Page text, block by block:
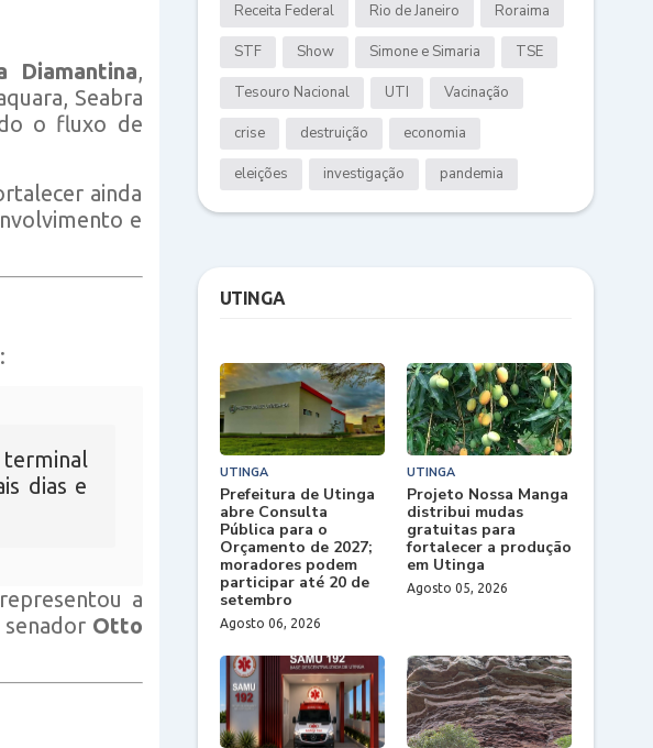
Diamantina,
Seabra
o fluxo de
ainda
e
terminal
dias e
a
Otto
Receita Federal Rio de Janeiro Roraima
STF Show Simone e Simaria TSE
Tesouro Nacional UTI Vacinação
crise destruição economia
eleições investigação pandemia
UTINGA
UTINGA
Prefeitura de Utinga
abre Consulta
Pública para o
Orçamento de 2027;
moradores podem
participar até 20 de
setembro
Agosto 06, 2026
UTINGA
Projeto Nossa Manga
distribui mudas
gratuitas para
fortalecer a produção
em Utinga
Agosto 05, 2026